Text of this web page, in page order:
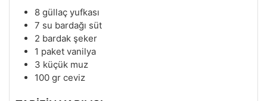
8 güllaç yufkası
7 su bardağı süt
2 bardak şeker
1 paket vanilya
3 küçük muz
100 gr ceviz